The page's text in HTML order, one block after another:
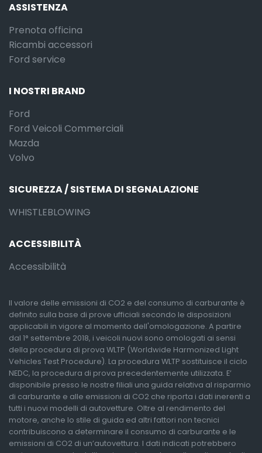
ASSISTENZA
Prenota officina
Ricambi accessori
Ford service
I NOSTRI BRAND
Ford
Ford Veicoli Commerciali
Mazda
Volvo
SICUREZZA / SISTEMA DI SEGNALAZIONE
WHISTLEBLOWING
ACCESSIBILITÀ
Accessibilità
Il valore delle emissioni di CO2 e del consumo di carburante è
definito sulla base di prove ufficiali secondo le disposizioni
applicabili in vigore al momento dell'omologazione. A partire
dal 1° settembre 2018, i veicoli nuovi sono omologati ai sensi
della procedura di prova WLTP (Worldwide Harmonized Light
Vehicles Test Procedure). La procedura WLTP sostituisce il ciclo
NEDC, la procedura di prova precedentemente utilizzata. E’
disponibile presso le nostre filiali una guida relativa al risparmio
di carburante e alle emissioni di CO2 che riporta i dati inerenti a
tutti i nuovi modelli di autovetture. Oltre al rendimento del
motore, anche lo stile di guida ed altri fattori non tecnici
contribuiscono a determinare il consumo di carburante e le
emissioni di CO2 di un’autovettura. I dati indicati potrebbero